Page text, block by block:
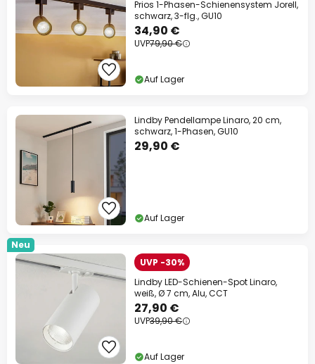
Prios 1-Phasen-Schienensystem Jorell,
schwarz, 3-flg., GU10
34,90 €
UVP79,90 €
Auf Lager
Lindby Pendellampe Linaro, 20 cm,
schwarz, 1-Phasen, GU10
29,90 €
Auf Lager
Neu
UVP -30%
Lindby LED-Schienen-Spot Linaro,
weiß, Ø 7 cm, Alu, CCT
27,90 €
UVP39,90 €
Auf Lager